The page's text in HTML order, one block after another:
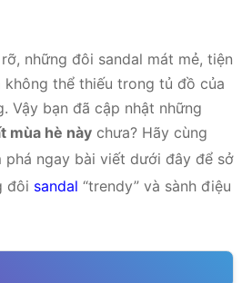
những đôi sandal mát mẻ, tiện
thể thiếu trong tủ đồ của
Vậy bạn đã cập nhật những
mùa hè này chưa? Hãy cùng
phá ngay bài viết dưới đây để sở
đôi sandal “trendy” và sành điệu